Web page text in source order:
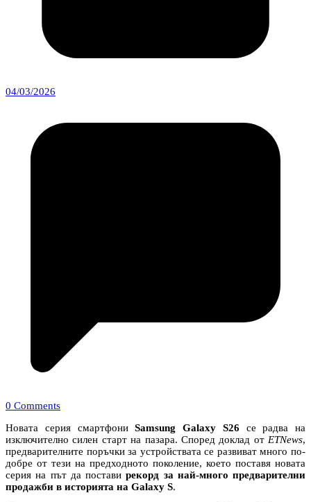
04/03/2026
0 Comments
Новата серия смартфониSamsung Galaxy S26 се радва на
изключително силен старт на пазара. Според доклад от ETNews,
предварителните поръчки за устройствата се развиват много по-
добре от тези на предходното поколение, което поставя новата
серия на път да поставирекорд за най-много предварителни
продажби в историята на Galaxy S.